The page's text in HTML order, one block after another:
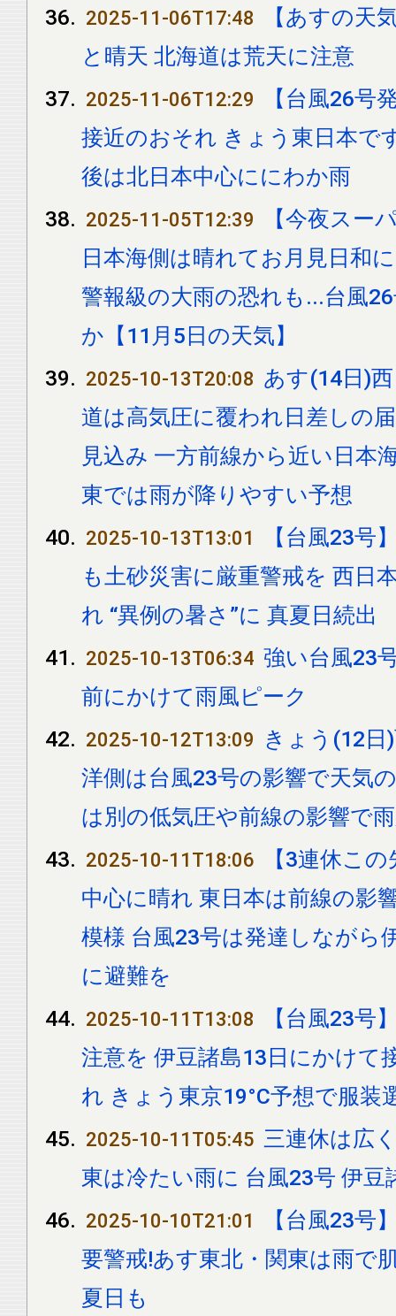
2025-11-06T17:48
【あすの天
と晴天 北海道は荒天に注意
2025-11-06T12:29
【台風26号
接近のおそれ きょう東日本で
後は北日本中心ににわか雨
2025-11-05T12:39
【今夜スー
日本海側は晴れてお月見日和
警報級の大雨の恐れも...台風
か【11月5日の天気】
2025-10-13T20:08 あす(14日)
道は高気圧に覆われ日差しの
見込み 一方前線から近い日本
東では雨が降りやすい予想
2025-10-13T13:01
【台風23号
も土砂災害に厳重警戒を 西日
れ “異例の暑さ”に 真夏日続出
2025-10-13T06:34 強い台風23
前にかけて雨風ピーク
2025-10-12T13:09 きょう(12日
洋側は台風23号の影響で天気
は別の低気圧や前線の影響で
2025-10-11T18:06
【3連休こ
中心に晴れ 東日本は前線の影
模様 台風23号は発達しながら
に避難を
2025-10-11T13:08
【台風23号
注意を 伊豆諸島13日にかけて
れ きょう東京19°C予想で服装
2025-10-11T05:45 三連休は広
東は冷たい雨に 台風23号 伊
2025-10-10T21:01
【台風23号
要警戒!あす東北・関東は雨で
夏日も